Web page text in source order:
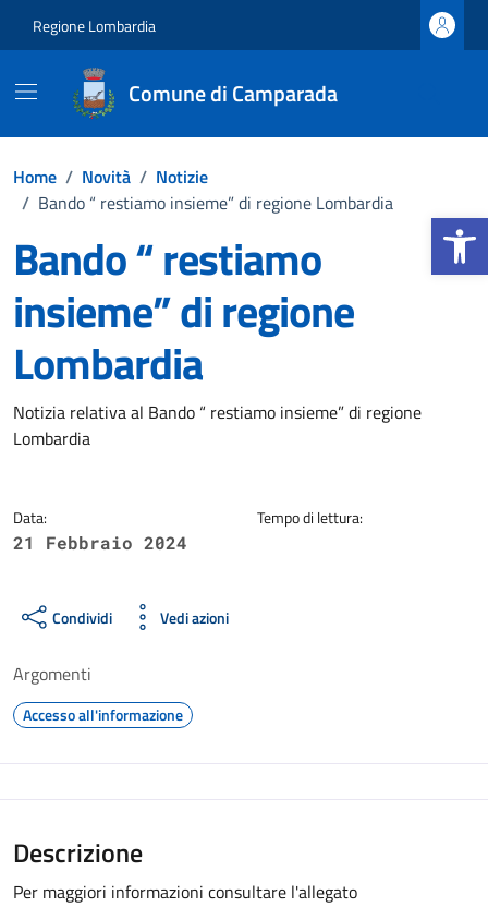
Apri la
Regione Lombardia
Comune di Camparada
Home / Novità / Notizie
/ Bando “ restiamo insieme” di regione Lombardia
Bando “ restiamo
insieme” di regione
Lombardia
Dettagli della notizia
Notizia relativa al Bando “ restiamo insieme” di regione
Lombardia
Data:
21 Febbraio 2024
Tempo di lettura:
Condividi Vedi azioni
Argomenti
Accesso all'informazione
Descrizione
Per maggiori informazioni consultare l'allegato